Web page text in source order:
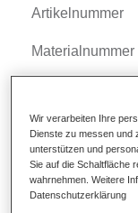
Artikelnummer
Materialnummer
Wir verarbeiten Ihre
Dienste zu messen und
unterstützen und
Sie auf die Schaltfläche
wahrnehmen. Weitere
Datenschutzerklärung